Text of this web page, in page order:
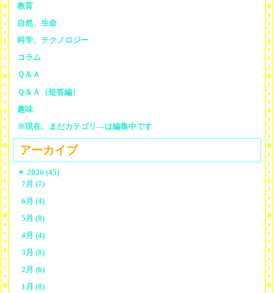
教育
自然、生命
科学、テクノロジー
コラム
Ｑ＆Ａ
Ｑ＆Ａ（短答編）
趣味
※現在、まだカテゴリ—は編集中です
アーカイブ
▼ 2026 (45)
7月 (7)
6月 (4)
5月 (8)
4月 (4)
3月 (8)
2月 (6)
1月 (8)